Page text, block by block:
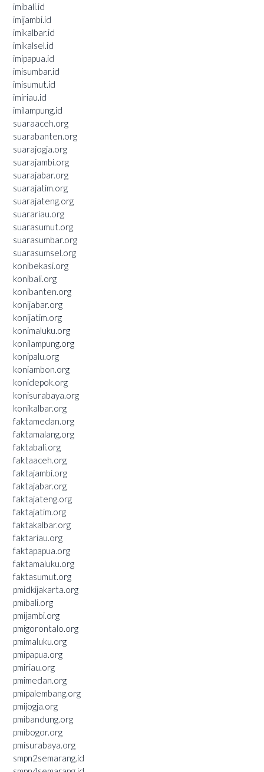
imibali.id
imijambi.id
imikalbar.id
imikalsel.id
imipapua.id
imisumbar.id
imisumut.id
imiriau.id
imilampung.id
suaraaceh.org
suarabanten.org
suarajogja.org
suarajambi.org
suarajabar.org
suarajatim.org
suarajateng.org
suarariau.org
suarasumut.org
suarasumbar.org
suarasumsel.org
konibekasi.org
konibali.org
konibanten.org
konijabar.org
konijatim.org
konimaluku.org
konilampung.org
konipalu.org
koniambon.org
konidepok.org
konisurabaya.org
konikalbar.org
faktamedan.org
faktamalang.org
faktabali.org
faktaaceh.org
faktajambi.org
faktajabar.org
faktajateng.org
faktajatim.org
faktakalbar.org
faktariau.org
faktapapua.org
faktamaluku.org
faktasumut.org
pmidkijakarta.org
pmibali.org
pmijambi.org
pmigorontalo.org
pmimaluku.org
pmipapua.org
pmiriau.org
pmimedan.org
pmipalembang.org
pmijogja.org
pmibandung.org
pmibogor.org
pmisurabaya.org
smpn2semarang.id